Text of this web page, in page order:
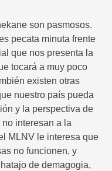
son pasmosos.
pecata minuta frente
que nos presenta la
tocará a muy poco
existen otras
nuestro país pueda
y la perspectiva de
interesan a la
MLNV le interesa que
no funcionen, y
de demagogia,